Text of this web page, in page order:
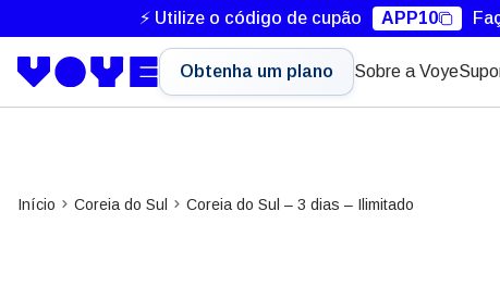
⚡ Utilize o código de cupão APP10
Obtenha um plano Sobre a Voye
Início Coreia do Sul Coreia do Sul – 3 dias – Ilimitado